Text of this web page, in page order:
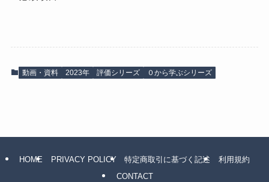
動画・資料 2023年 評価シリーズ ０から学ぶシリーズ
HOME PRIVACY POLICY 特定商取引に基づく記述
利用規約
CONTACT